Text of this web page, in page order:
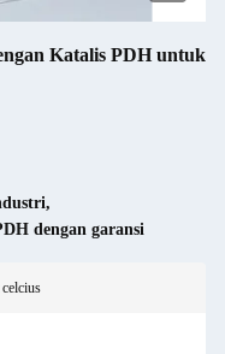
Katalis PDH untuk
,
dengan garansi